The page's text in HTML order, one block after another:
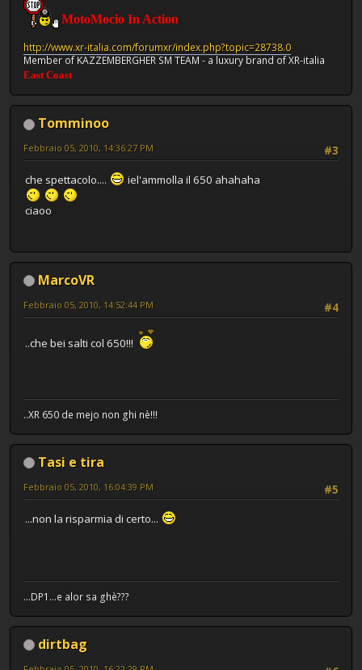
MotoMocio In Action
http://www.xr-italia.com/forumxr/index.php?topic=28738.0
Member of KAZZEMBERGHER SM TEAM - a luxury brand of XR-italia
East Coast
Tomminoo
#3
Febbraio 05, 2010, 14:36:27 PM
che spettacolo.... iel'ammolla il 650 ahahaha
ciaoo
MarcoVR
#4
Febbraio 05, 2010, 14:52:44 PM
..che bei salti col 650!!!
..XR 650 de mejo non ghi nè!!!
Tasi e tira
#5
Febbraio 05, 2010, 16:04:39 PM
...non la risparmia di certo...
...DP1...e alor sa ghè???
dirtbag